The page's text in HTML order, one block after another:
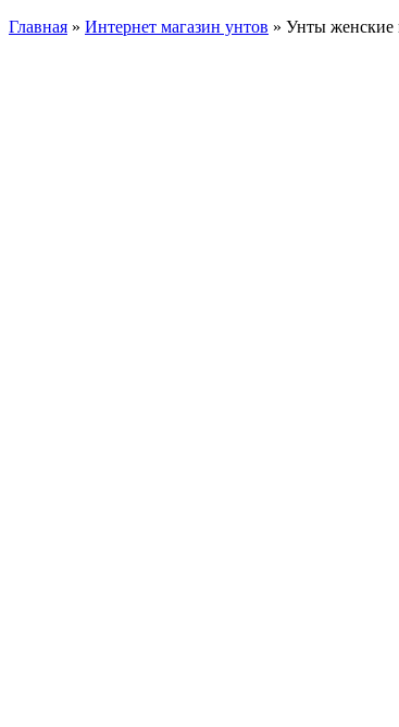
Главная » Интернет магазин унтов » Унты женские